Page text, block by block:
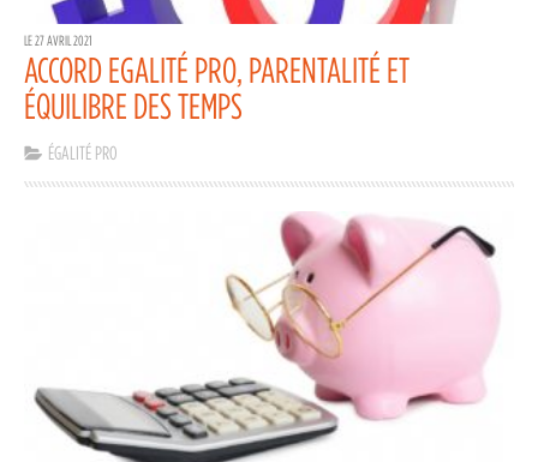
LE 27 AVRIL 2021
ACCORD EGALITÉ PRO, PARENTALITÉ ET
ÉQUILIBRE DES TEMPS
ÉGALITÉ PRO